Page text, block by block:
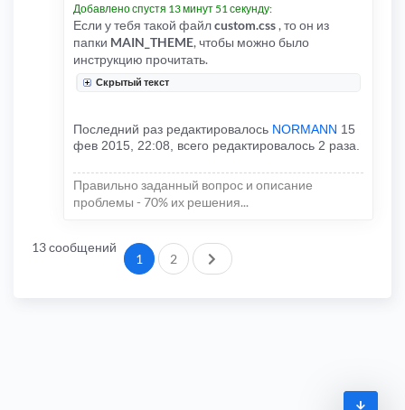
Добавлено спустя 13 минут 51 секунду:
Если у тебя такой файлcustom.css, то он из
папки MAIN_THEME, чтобы можно было
инструкцию прочитать.
Скрытый текст
Последний раз редактировалось NORMANN 15
фев 2015, 22:08, всего редактировалось 2 раза.
Правильно заданный вопрос и описание
проблемы - 70% их решения...
13 сообщений
1 2 След.